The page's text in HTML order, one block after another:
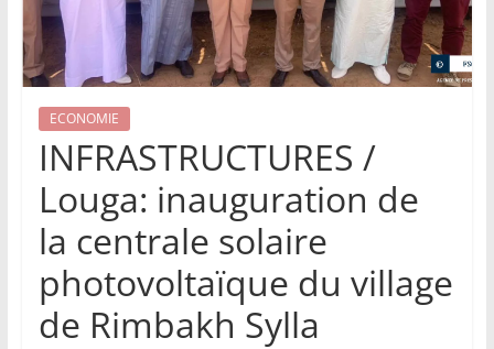
ECONOMIE
INFRASTRUCTURES /
Louga: inauguration de
la centrale solaire
photovoltaïque du village
de Rimbakh Sylla